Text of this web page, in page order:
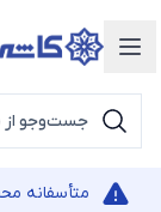
دسته‌بندی
متأسفانه